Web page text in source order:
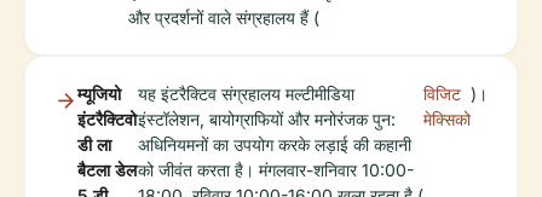
और प्रदर्शनों वाले संग्रहालय हैं (
म्यूजियो
इंटरैक्टिवो
डी ला
बैटला डेल
यह इंटरैक्टिव संग्रहालय मल्टीमीडिया
इंस्टॉलेशन, बायोग्राफियों और मनोरंजक पुन:
अधिनियमनों का उपयोग करके लड़ाई की कहानी
को जीवंत करता है। मंगलवार-शनिवार 10:00-
विजिट
मेक्सिको
)।